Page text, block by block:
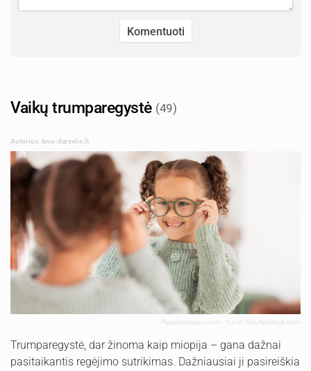
Vaikų trumparegystė (49)
Autorius: tevu-darzelis.lt
PeopleImages.com - Yuri A | Shutterstock.com
Trumparegystė, dar žinoma kaip miopija – gana dažnai
pasitaikantis regėjimo sutrikimas. Dažniausiai ji pasireiškia